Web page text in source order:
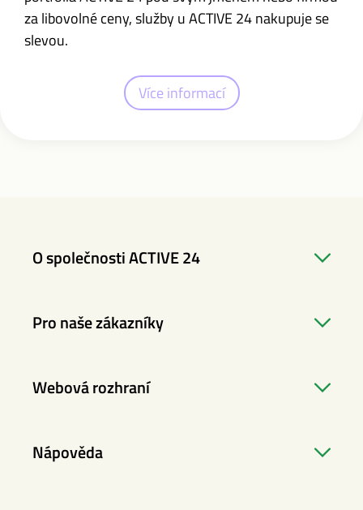
za libovolné ceny, služby u ACTIVE 24 nakupuje se
slevou.
Více informací
O společnosti ACTIVE 24
Pro naše zákazníky
Webová rozhraní
Nápověda